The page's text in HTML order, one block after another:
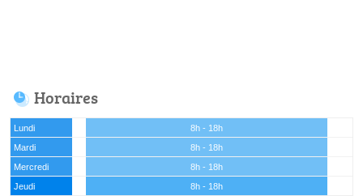
Horaires
Lundi
8h - 18h
Mardi
8h - 18h
Mercredi
8h - 18h
Jeudi
8h - 18h